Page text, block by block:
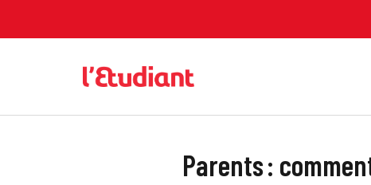
Parents :